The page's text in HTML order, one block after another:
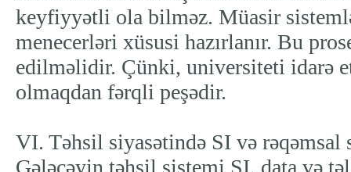
keyfiyyətli ola bilməz. Müasir
menecerləri xüsusi hazırlanır. Bu
edilməlidir. Çünki, universiteti idarə
olmaqdan fərqli peşədir.
VI. Təhsil siyasətində SI və
Gələcəyin təhsil sistemi SI, data və